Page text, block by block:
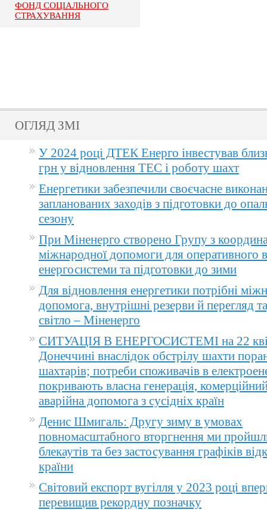
ФОНД СОЦІАЛЬНОГО
СТРАХУВАННЯ
ОГЛЯД ЗМІ
У 2024 році ДТЕК Енерго інвестував
грн у відновлення ТЕС і роботу шахт
Енергетики забезпечили своєчасне
запланованих заходів з підготовки до
сезону
При Міненерго створено Групу з
міжнародної допомоги для оперативного
енергосистеми та підготовки до зими
Для відновлення енергетики потрібні
допомога, внутрішні резерви й перегляд
світло – Міненерго
СИТУАЦІЯ В ЕНЕРГОСИСТЕМІ на 22
Донеччині внаслідок обстрілу шахти
шахтарів; потреби споживачів в
покривають власна генерація,
аварійна допомога з сусідніх країн
Денис Шмигаль: Другу зиму в умовах
повномасштабного вторгнення ми
блекаутів та без застосування графіків
країни
Світовий експорт вугілля у 2023 році
перевищив рекордну позначку